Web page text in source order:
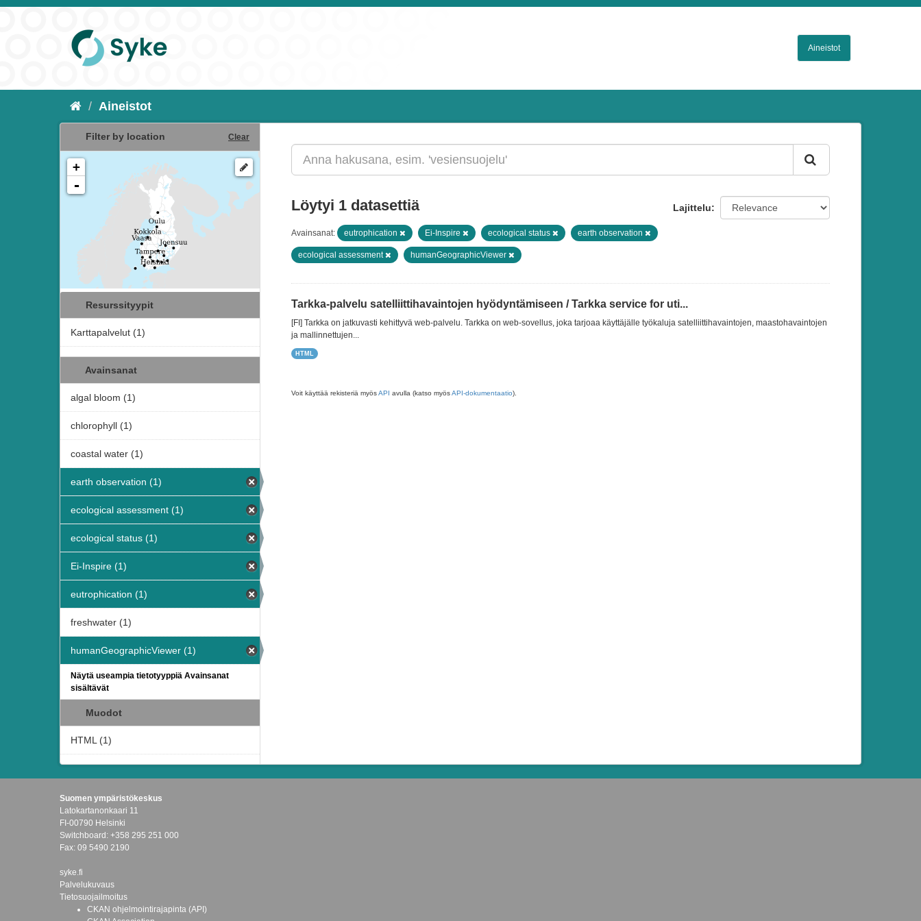
Aineistot
Aineistot
Filter by location Clear
+
-
Resurssityypit
Karttapalvelut (1)
Avainsanat
algal bloom (1)
chlorophyll (1)
coastal water (1)
earth observation (1)
ecological assessment (1)
ecological status (1)
Ei-Inspire (1)
eutrophication (1)
freshwater (1)
humanGeographicViewer (1)
Näytä useampia tietotyyppiä Avainsanat
sisältävät
Muodot
HTML (1)
Lajittelu
Löytyi 1 datasettiä
Avainsanat: eutrophication Ei-Inspire ecological status earth observation
ecological assessment humanGeographicViewer
Tarkka-palvelu satelliittihavaintojen hyödyntämiseen / Tarkka service for uti...
[FI] Tarkka on jatkuvasti kehittyvä web-palvelu. Tarkka on web-sovellus, joka tarjoaa käyttäjälle työkaluja satelliittihavaintojen, maastohavaintojen
ja mallinnettujen...
HTML
Voit käyttää rekisteriä myösAPI avulla (katso myösAPI-dokumentaatio).
Suomen ympäristökeskus
Latokartanonkaari 11
FI-00790 Helsinki
Switchboard: +358 295 251 000
Fax: 09 5490 2190
syke.fi
Palvelukuvaus
Tietosuojailmoitus
CKAN ohjelmointirajapinta (API)